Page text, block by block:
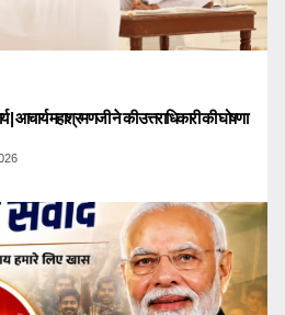
| आचार्य महाश्रमणजी ने की उत्तराधिकारी की घोषणा